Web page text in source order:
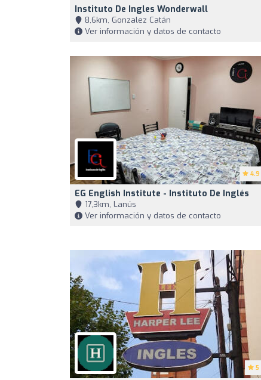
Instituto De Ingles Wonderwall
8,6km, Gonzalez Catán
Ver información y datos de contacto
4.9
EG English Institute - Instituto De Inglés
17,3km, Lanús
Ver información y datos de contacto
5